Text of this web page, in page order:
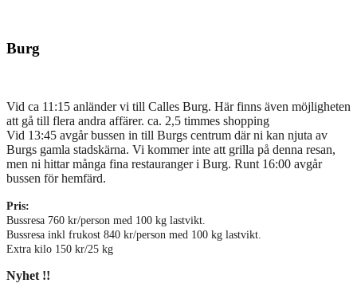
Burg
Vid ca 11:15 anländer vi till Calles Burg. Här finns även möjligheten
att gå till flera andra affärer. ca. 2,5 timmes shopping
Vid 13:45 avgår bussen in till Burgs centrum där ni kan njuta av
Burgs gamla stadskärna. Vi kommer inte att grilla på denna resan,
men ni hittar många fina restauranger i Burg. Runt 16:00 avgår
bussen för hemfärd.
Pris:
Bussresa 760 kr/person med 100 kg lastvikt.
Bussresa inkl frukost 840 kr/person med 100 kg lastvikt.
Extra kilo 150 kr/25 kg
Nyhet !!